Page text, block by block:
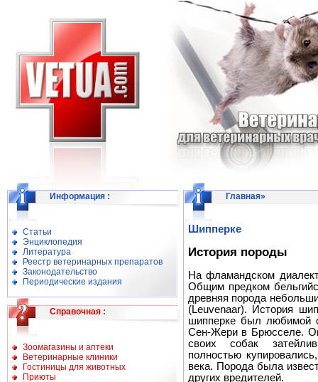
Информация :
Статьи
Энциклопедия
Литература
Реестр ветеринарных препаратов
Законодательство
Периодические издания
Справочная :
Зоомагазины и аптеки
Ветеринарные клиники
Гостиницы для животных
Приюты
Главная»
Шипперке
История породы
На фламандском
Общим предком
древняя порода
(Leuvenaar). История
шипперке был любимой
Сен-Жери в Брюсселе.
своих собак
полностью
века. Порода была
других вредителей.